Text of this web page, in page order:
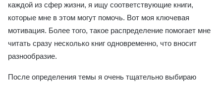
каждой из сфер жизни, я ищу соответствующие книги,
которые мне в этом могут помочь. Вот моя ключевая
мотивация. Более того, такое распределение помогает мне
читать сразу несколько книг одновременно, что вносит
разнообразие.
После определения темы я очень тщательно выбираю